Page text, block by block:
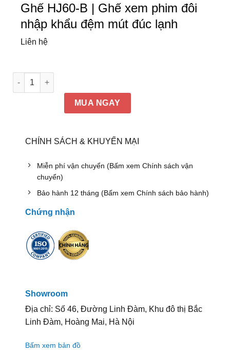
Ghế HJ60-B | Ghế xem phim đôi
nhập khẩu đệm mút đúc lạnh
Liên hệ
Ghế HJ60-B | Ghế xem phim đôi nhập khẩu đệm mút đúc
MUA NGAY
CHÍNH SÁCH & KHUYẾN MẠI
Miễn phí vận chuyển (Bấm xem Chính sách vận
chuyển)
Bảo hành 12 tháng (Bấm xem Chính sách bảo hành)
Chứng nhận
Showroom
Địa chỉ: Số 46, Đường Linh Đàm, Khu đô thị Bắc
Linh Đàm, Hoàng Mai, Hà Nội
Bấm xem bản đồ